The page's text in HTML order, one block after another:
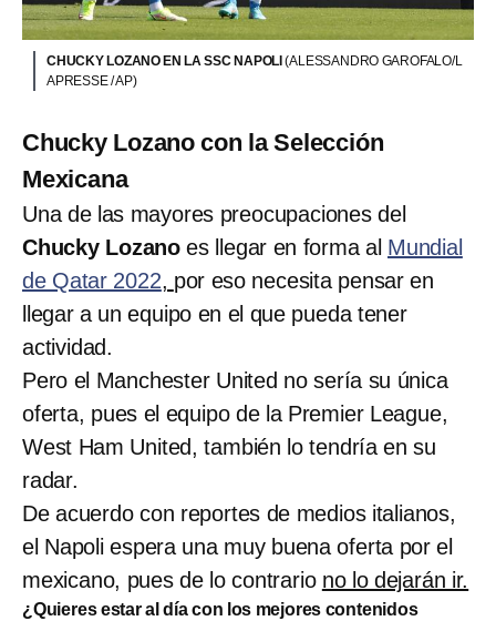
CHUCKY LOZANO EN LA SSC NAPOLI(ALESSANDRO GAROFALO/L
APRESSE / AP)
Chucky Lozano con la Selección
Mexicana
Una de las mayores preocupaciones del
Chucky Lozano es llegar en forma al Mundial
de Qatar 2022, por eso necesita pensar en
llegar a un equipo en el que pueda tener
actividad.
Pero el Manchester United no sería su única
oferta, pues el equipo de la Premier League,
West Ham United, también lo tendría en su
radar.
De acuerdo con reportes de medios italianos,
el Napoli espera una muy buena oferta por el
mexicano, pues de lo contrario no lo dejarán ir.
¿Quieres estar al día con los mejores contenidos